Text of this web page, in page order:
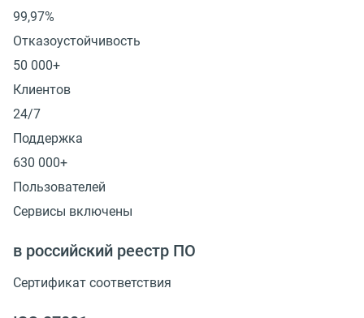
99,97%
Отказоустойчивость
50 000+
Клиентов
24/7
Поддержка
630 000+
Пользователей
Сервисы включены
в российский реестр ПО
Сертификат соответствия